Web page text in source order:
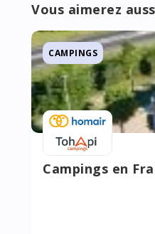
Vous aimerez
CAMPINGS
Campings en